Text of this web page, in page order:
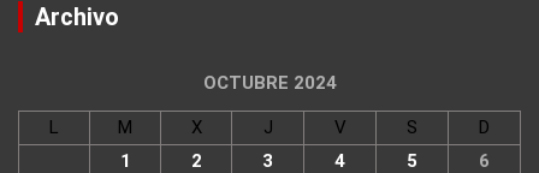
Archivo
OCTUBRE 2024
L M X J V S
D
1
2 3 4 5
6